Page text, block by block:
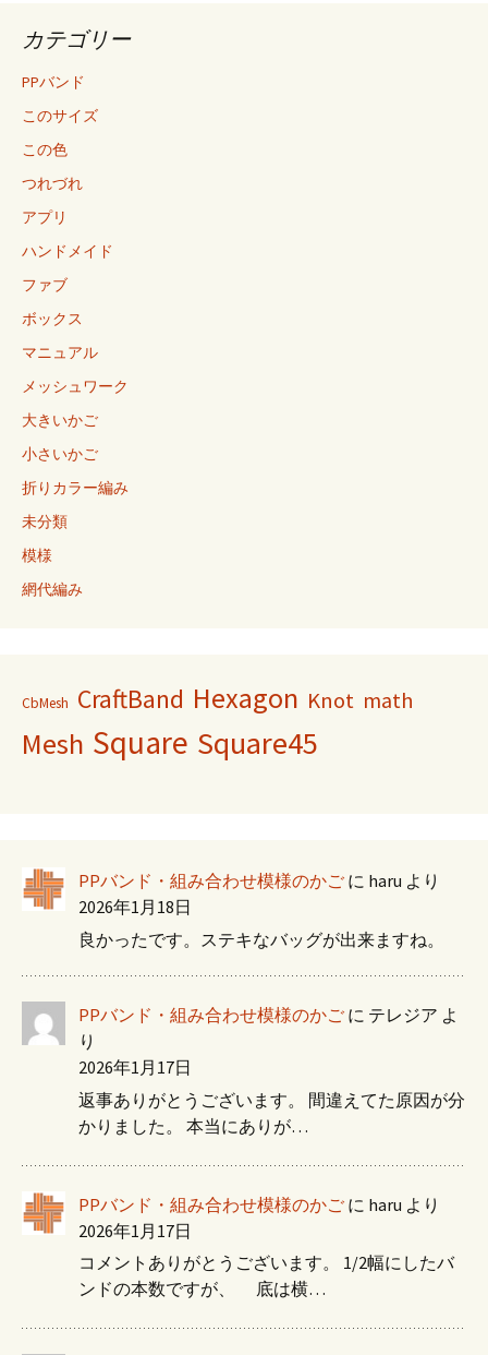
カテゴリー
PPバンド
このサイズ
この色
つれづれ
アプリ
ハンドメイド
ファブ
ボックス
マニュアル
メッシュワーク
大きいかご
小さいかご
折りカラー編み
未分類
模様
網代編み
CbMesh CraftBand Hexagon Knot math
Mesh Square Square45
PPバンド・組み合わせ模様のかご に haru より
2026年1月18日
良かったです。ステキなバッグが出来ますね。
PPバンド・組み合わせ模様のかご に テレジア よ
り
2026年1月17日
返事ありがとうございます。 間違えてた原因が分
かりました。 本当にありが…
PPバンド・組み合わせ模様のかご に haru より
2026年1月17日
コメントありがとうございます。 1/2幅にしたバ
ンドの本数ですが、 底は横…